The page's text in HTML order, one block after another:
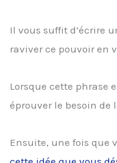
Il vous suffit d’écrire
raviver ce pouvoir en
Lorsque cette phrase
éprouver le besoin de
Ensuite, une fois que